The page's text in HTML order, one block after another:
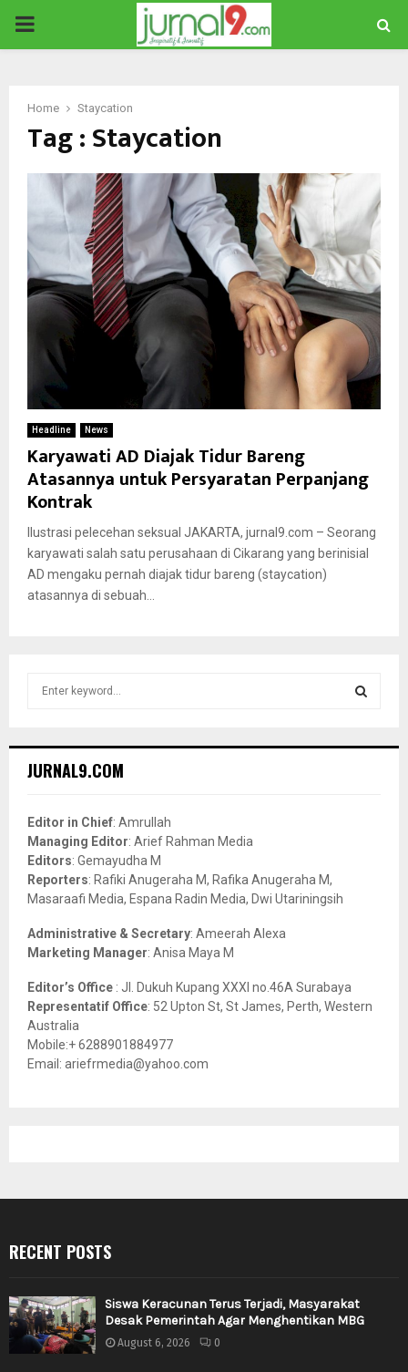
PRIMARY
Home Staycation
Tag : Staycation
Headline News
Karyawati AD Diajak Tidur Bareng
Atasannya untuk Persyaratan Perpanjang
Kontrak
Ilustrasi pelecehan seksual JAKARTA, jurnal9.com – Seorang
karyawati salah satu perusahaan di Cikarang yang berinisial
AD mengaku pernah diajak tidur bareng (staycation)
atasannya di sebuah...
h
o
r
:
JURNAL9.COM
Editor in Chief: Amrullah
Managing Editor: Arief Rahman Media
Editors: Gemayudha M
Reporters: Rafiki Anugeraha M, Rafika Anugeraha M,
Masaraafi Media, Espana Radin Media, Dwi Utariningsih
Administrative & Secretary: Ameerah Alexa
Marketing Manager: Anisa Maya M
Editor’s Office : Jl. Dukuh Kupang XXXI no.46A Surabaya
Representatif Office: 52 Upton St, St James, Perth, Western
Australia
Mobile:+ 6288901884977
Email: ariefrmedia@yahoo.com
RECENT POSTS
Siswa Keracunan Terus Terjadi, Masyarakat
Desak Pemerintah Agar Menghentikan MBG
August 6, 2026 0